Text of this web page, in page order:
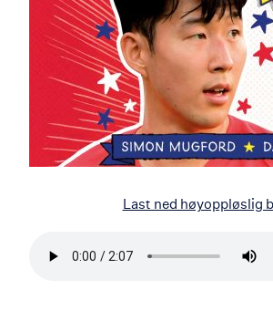
Last ned høyoppløslig
Bla